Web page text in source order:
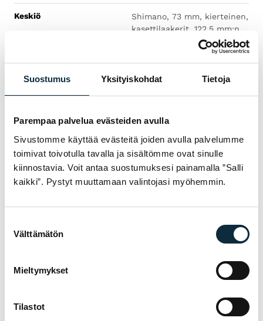
Suostumus Yksityiskohdat Tietoja
Parempaa palvelua evästeiden avulla
Sivustomme käyttää evästeitä joiden avulla palvelumme
toimivat toivotulla tavalla ja sisältömme ovat sinulle
kiinnostavia. Voit antaa suostumuksesi painamalla ”Salli
kaikki”. Pystyt muuttamaan valintojasi myöhemmin.
valinta
Välttämätön
Mieltymykset
Tilastot
Keskiö
Shimano, 73 mm, kierteinen,
kasettilaakerit, 122,5 mm:n
vaihdetta
OSAT
Ohjainlaakeri Puoli-integroitu, 1 1/8″
Ohjainkannatin Array
Bontrager Verse Short,
kiskot ruostumatonta
Jarrulevy
Kädensijat
Trek Line Comp, nylon,